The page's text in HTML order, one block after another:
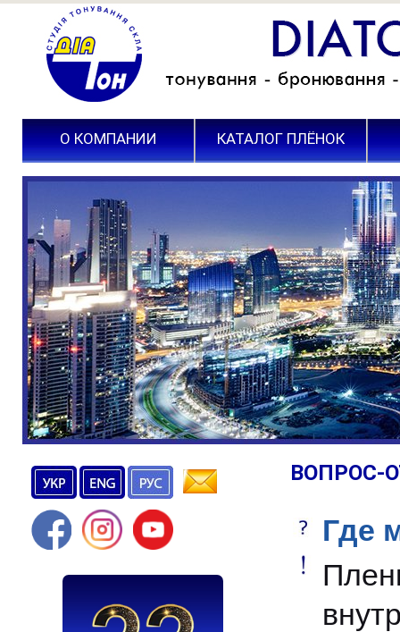
О КОМПАНИИ КАТАЛОГ ПЛЁНОК
ВОПРОС-
Где